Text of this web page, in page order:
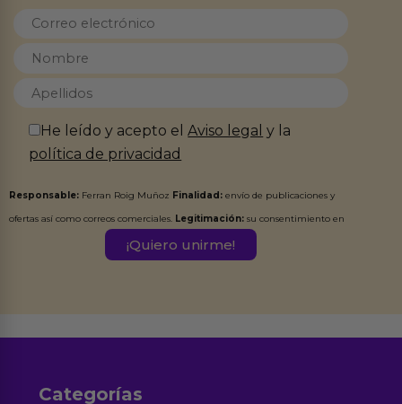
He leído y acepto elAviso legal y la
política de privacidad
Responsable: Ferran Roig Muñoz Finalidad: envío de publicaciones y
ofertas así como correos comerciales. Legitimación: su consentimiento en
Destinatarios:Ferran Roig Muñoz. Podrás ejercer tus
Categorías